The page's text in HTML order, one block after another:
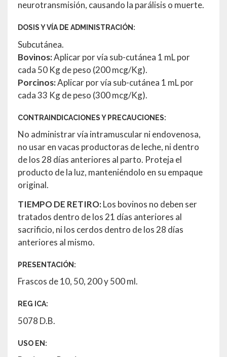
neurotransmisión, causando la parálisis o muerte.
DOSIS Y VÍA DE ADMINISTRACIÓN:
Subcutánea.
Bovinos:Aplicar por vía sub-cutánea 1 mL por
cada 50 Kg de peso (200 mcg/Kg).
Porcinos:Aplicar por vía sub-cutánea 1 mL por
cada 33 Kg de peso (300 mcg/Kg).
CONTRAINDICACIONES Y PRECAUCIONES:
No administrar vía intramuscular ni endovenosa,
no usar en vacas productoras de leche, ni dentro
de los 28 días anteriores al parto. Proteja el
producto de la luz, manteniéndolo en su empaque
original.
TIEMPO DE RETIRO:Los bovinos no deben ser
tratados dentro de los 21 días anteriores al
sacrificio, ni los cerdos dentro de los 28 días
anteriores al mismo.
PRESENTACIÓN:
Frascos de 10, 50, 200 y 500 ml.
REG ICA:
5078 D.B.
USO EN: